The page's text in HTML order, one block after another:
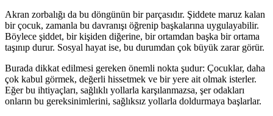
Akran zorbalığı da bu döngünün bir parçasıdır. Şiddete maruz kalan
bir çocuk, zamanla bu davranışı öğrenip başkalarına uygulayabilir.
Böylece şiddet, bir kişiden diğerine, bir ortamdan başka bir ortama
taşınıp durur. Sosyal hayat ise, bu durumdan çok büyük zarar görür.
Burada dikkat edilmesi gereken önemli nokta şudur: Çocuklar, daha
çok kabul görmek, değerli hissetmek ve bir yere ait olmak isterler.
Eğer bu ihtiyaçları, sağlıklı yollarla karşılanmazsa, şer odakları
onların bu gereksinimlerini, sağlıksız yollarla doldurmaya başlarlar.